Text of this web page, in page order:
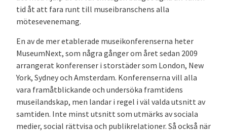
tid åt att fara runt till museibranschens alla
mötesevenemang.
En av de mer etablerade museikonferenserna heter
MuseumNext, som några gånger om året sedan 2009
arrangerat konferenser i storstäder som London, New
York, Sydney och Amsterdam. Konferenserna vill alla
vara framåtblickande och undersöka framtidens
museilandskap, men landar i regel i väl valda utsnitt av
samtiden. Inte minst utsnitt som utmärks av sociala
medier, social rättvisa och publikrelationer. Så också när